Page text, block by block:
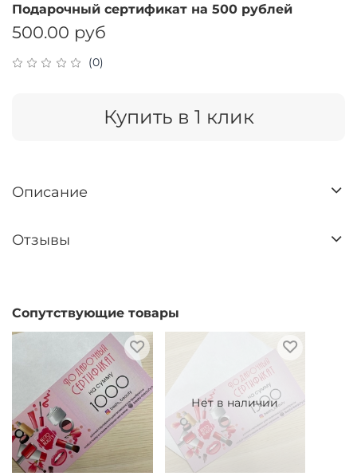
(0)
Подарочный сертификат на 500 рублей
500.00 руб
Купить в 1 клик
Описание
Отзывы
Сопутствующие товары
Нет в наличии